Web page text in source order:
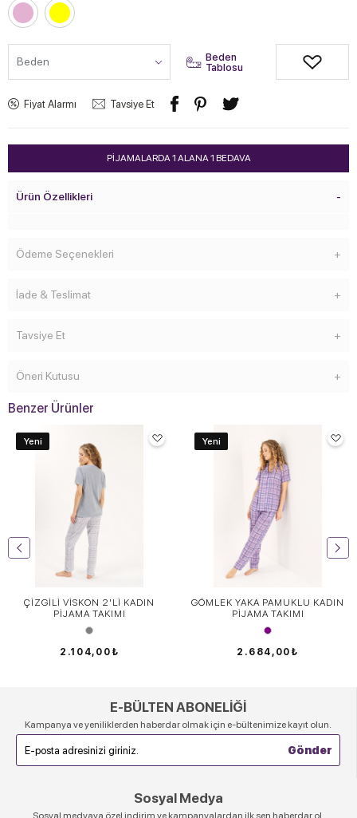
Beden
Tablosu
Fiyat Alarmı Tavsiye Et
PİJAMALARDA 1 ALANA 1 BEDAVA
Ürün Özellikleri
Ödeme Seçenekleri
İade & Teslimat
Tavsiye Et
Öneri Kutusu
Benzer Ürünler
Yeni
ÇİZGİLİ VİSKON 2'Lİ KADIN
PİJAMA TAKIMI
2.104,00₺
Yeni
GÖMLEK YAKA PAMUKLU KADIN
PİJAMA TAKIMI
2.684,00₺
E-BÜLTEN ABONELİĞİ
Kampanya ve yeniliklerden haberdar olmak için e-bültenimize kayıt olun.
Sosyal Medya
Sosyal medyaya özel indirim ve kampanyalardan ilk sen haberdar ol,